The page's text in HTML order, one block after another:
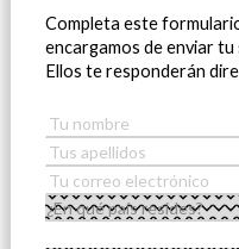
Completa este
encargamos de enviar
Ellos te responderán